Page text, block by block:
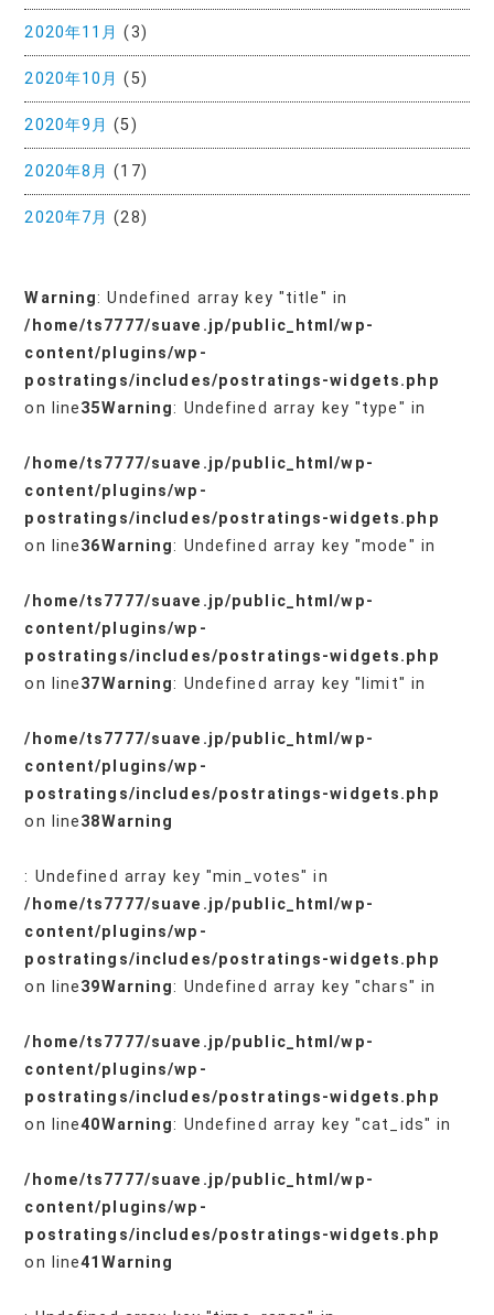
2020年11月 (3)
2020年10月 (5)
2020年9月 (5)
2020年8月 (17)
2020年7月 (28)
Warning: Undefined array key "title" in
/home/ts7777/suave.jp/public_html/wp-
content/plugins/wp-
postratings/includes/postratings-widgets.php
on line35Warning: Undefined array key "type" in
/home/ts7777/suave.jp/public_html/wp-
content/plugins/wp-
postratings/includes/postratings-widgets.php
on line36Warning: Undefined array key "mode" in
/home/ts7777/suave.jp/public_html/wp-
content/plugins/wp-
postratings/includes/postratings-widgets.php
on line37Warning: Undefined array key "limit" in
/home/ts7777/suave.jp/public_html/wp-
content/plugins/wp-
postratings/includes/postratings-widgets.php
on line38Warning
: Undefined array key "min_votes" in
/home/ts7777/suave.jp/public_html/wp-
content/plugins/wp-
postratings/includes/postratings-widgets.php
on line39Warning: Undefined array key "chars" in
/home/ts7777/suave.jp/public_html/wp-
content/plugins/wp-
postratings/includes/postratings-widgets.php
on line40Warning: Undefined array key "cat_ids" in
/home/ts7777/suave.jp/public_html/wp-
content/plugins/wp-
postratings/includes/postratings-widgets.php
on line41 Warning